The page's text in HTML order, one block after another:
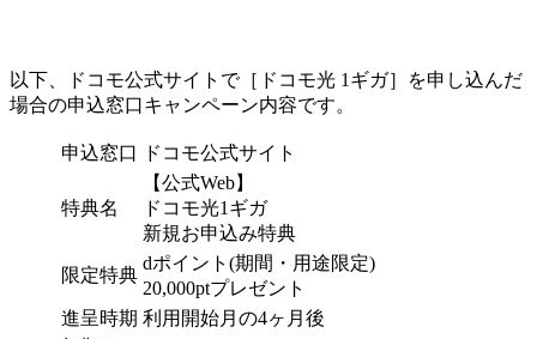
以下、ドコモ公式サイトで［ドコモ光 1ギガ］
を申し込んだ
場合の申込窓口キャンペーン内容です。
申込窓口 ドコモ公式サイト
特典名
【公式Web】
ドコモ光1ギガ
新規お申込み特典
限定特典
dポイント (期間・用途限定)
20,000ptプレゼント
進呈時期 利用開始月の4ヶ月後